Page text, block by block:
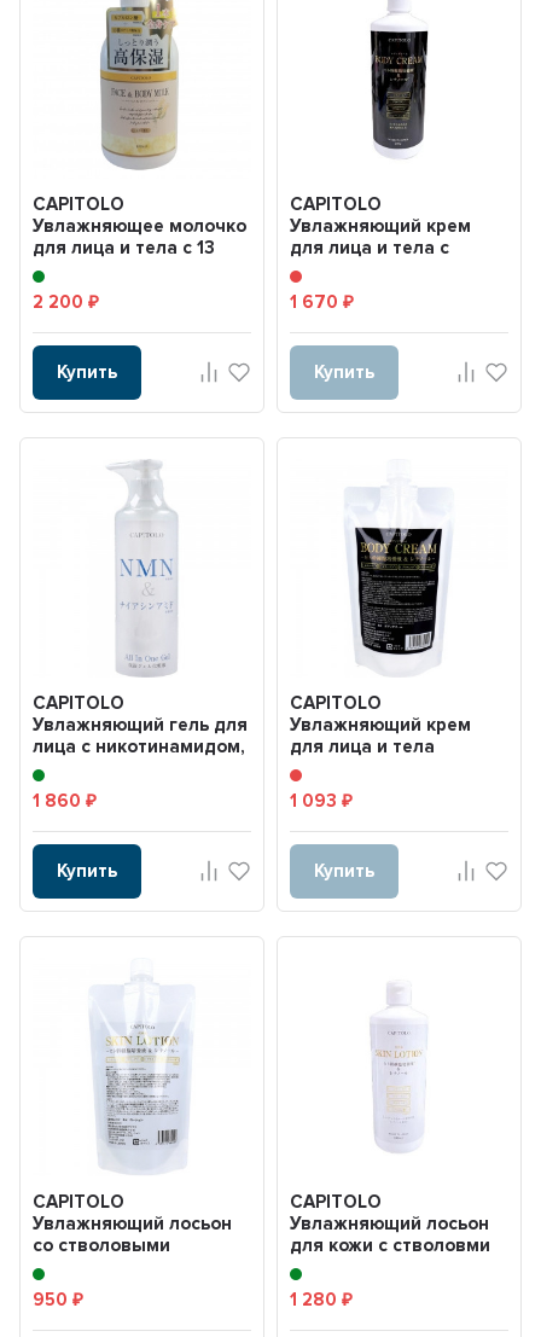
CAPITOLO
Увлажняющее молочко
для лица и тела с 13
типами аминокислот,
гиалуро...
2 200₽
Купить
CAPITOLO
Увлажняющий крем
для лица и тела с
стволовыми клетами и
ретинолом 5...
1 670 ₽
Купить
CAPITOLO
Увлажняющий гель для
лица с никотинамидом,
ниацинамидом,
коллагеном,...
1 860₽
Купить
CAPITOLO
Увлажняющий крем
для лица и тела
стволовми клетам
человека и ретин...
1 093 ₽
Купить
CAPITOLO
Увлажняющий лосьон
со стволовыми
клетками и ретинолом
400мл
950₽
CAPITOLO
Увлажняющий лосьон
для кожи с стволовми
клеткми и ретинолом
500мл
1 280 ₽